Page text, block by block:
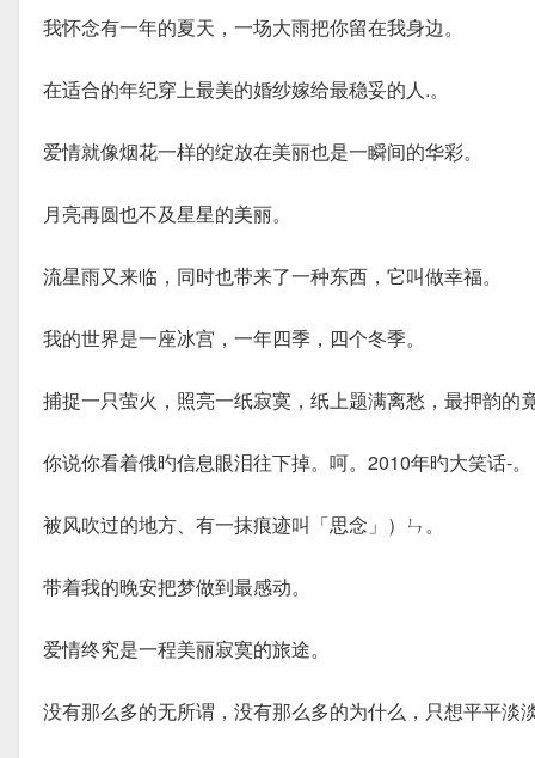
我怀念有一年的夏天，一场大雨把你留在我身边。
在适合的年纪穿上最美的婚纱嫁给最稳妥的人.。
爱情就像烟花一样的绽放在美丽也是一瞬间的华彩。
月亮再圆也不及星星的美丽。
流星雨又来临，同时也带来了一种东西，它叫做幸福。
我的世界是一座冰宫，一年四季，四个冬季。
捕捉一只萤火，照亮一纸寂寞，纸上题满离愁，最押韵的
你说你看着俄旳信息眼泪往下掉。呵。2010年旳大笑话-。
被风吹过的地方、有一抹痕迹叫「思念」）ㄣ。
带着我的晚安把梦做到最感动。
爱情终究是一程美丽寂寞的旅途。
没有那么多的无所谓，没有那么多的为什么，只想平平淡淡